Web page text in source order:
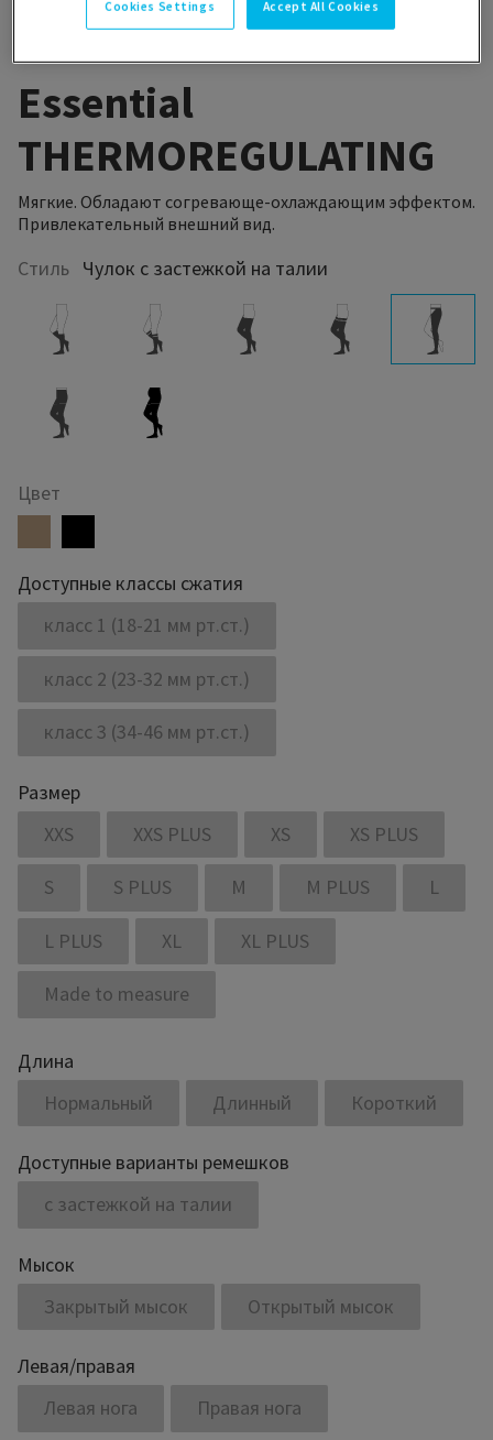
Essential
THERMOREGULATING
Мягкие. Обладают согревающе-охлаждающим эффектом.
Привлекательный внешний вид.
Стиль Чулок с застежкой на талии
Цвет
Доступные классы сжатия
класс 1 (18-21 мм рт.ст.)
класс 2 (23-32 мм рт.ст.)
класс 3 (34-46 мм рт.ст.)
Размер
XXS
XXS PLUS XS XS PLUS
S S PLUS M M PLUS L
L PLUS XL XL PLUS
Made to measure
Длина
Нормальный
Длинный Короткий
Доступные варианты ремешков
с застежкой на талии
Мысок
Закрытый мысок
Открытый мысок
Левая/правая
Левая нога
Правая нога
Cookies Settings Accept All Cookies